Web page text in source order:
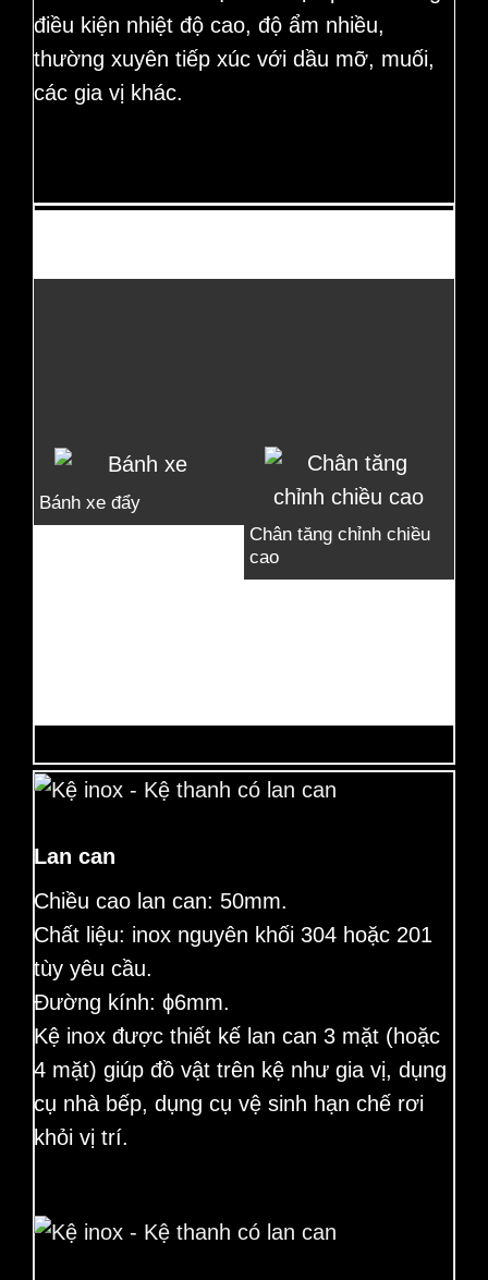
điều kiện nhiệt độ cao, độ ẩm nhiều,
thường xuyên tiếp xúc với dầu mỡ, muối,
các gia vị khác.
Bánh xe đẩy
Chân tăng chỉnh chiều
cao
Lan can
Chiều cao lan can: 50mm.
Chất liệu: inox nguyên khối 304 hoặc 201
tùy yêu cầu.
Đường kính: ϕ6mm.
Kệ inox được thiết kế lan can 3 mặt (hoặc
4 mặt) giúp đồ vật trên kệ như gia vị, dụng
cụ nhà bếp, dụng cụ vệ sinh hạn chế rơi
khỏi vị trí.